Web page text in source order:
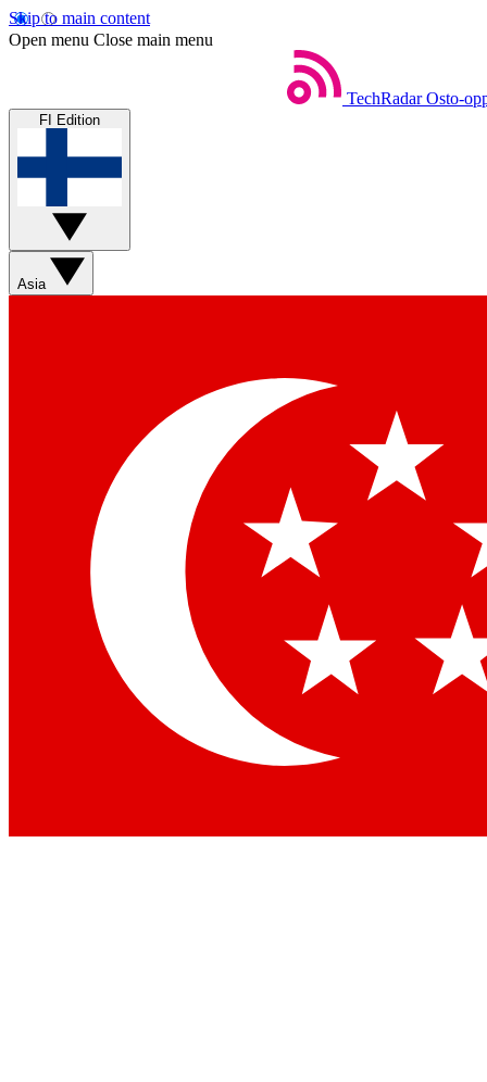
Skip to main content
Open menu Close main menu
TechRadar Osto-
FI Edition
Asia